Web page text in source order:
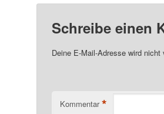
Schreibe einen
Deine E-Mail-Adresse wird nicht
Kommentar *